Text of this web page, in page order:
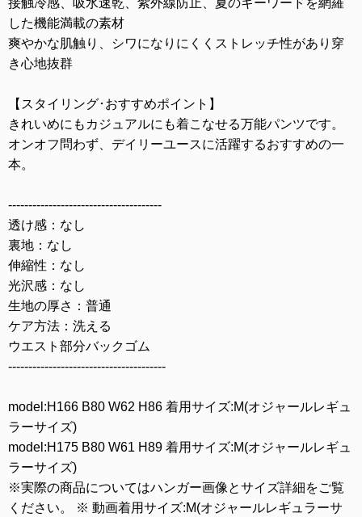
接触冷感、吸水速乾、紫外線防止、夏のキーワードを網羅
した機能満載の素材
爽やかな肌触り、シワになりにくくストレッチ性があり穿
き心地抜群
【スタイリング･おすすめポイント】
きれいめにもカジュアルにも着こなせる万能パンツです。
オンオフ問わず、デイリーユースに活躍するおすすめの一
本。
--------------------------------------
透け感：なし
裏地：なし
伸縮性：なし
光沢感：なし
生地の厚さ：普通
ケア方法：洗える
ウエスト部分バックゴム
---------------------------------------
model:H166 B80 W62 H86 着用サイズ:M(オジャールレギュ
ラーサイズ)
model:H175 B80 W61 H89 着用サイズ:M(オジャールレギュ
ラーサイズ)
※実際の商品についてはハンガー画像とサイズ詳細をご覧
ください。 ※ 動画着用サイズ:M(オジャールレギュラーサ